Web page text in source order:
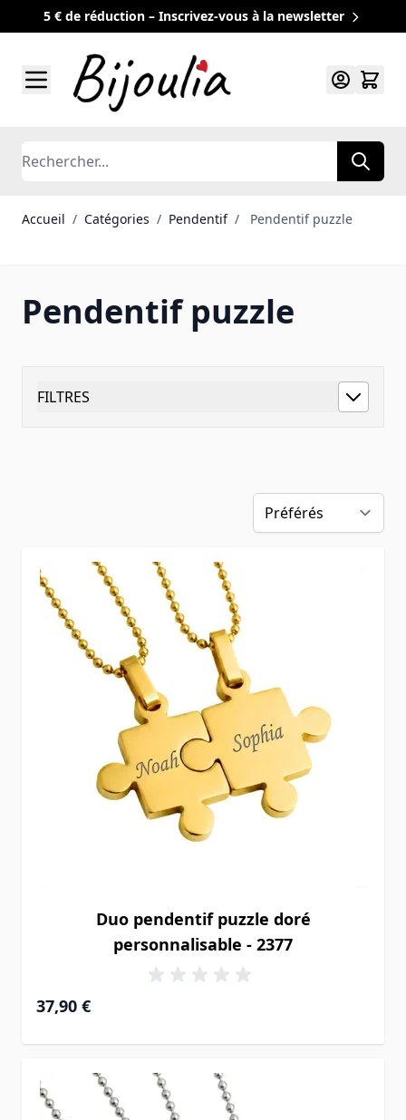
5 € de réduction – Inscrivez-vous à la newsletter
Rechercher
Accueil / Catégories / Pendentif / Pendentif puzzle
Pendentif puzzle
FILTRES
Duo pendentif puzzle doré
personnalisable - 2377
37,90 €